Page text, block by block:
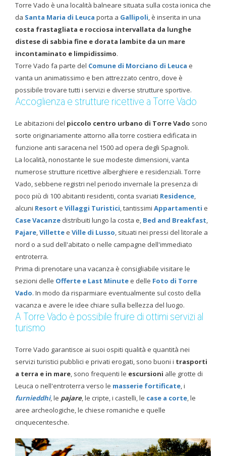
Torre Vado è una località balneare situata sulla costa ionica che
da Santa Maria di Leuca porta a Gallipoli, è inserita in una
costa frastagliata e rocciosa intervallata da lunghe
distese di sabbia fine e dorata lambite da un mare
incontaminato e limpidissimo.
Torre Vado fa parte del Comune di Morciano di Leuca e
vanta un animatissimo e ben attrezzato centro, dove è
possibile trovare tutti i servizi e diverse strutture sportive.
Accoglienza e strutture ricettive a Torre Vado
Le abitazioni del piccolo centro urbano di Torre Vado sono
sorte originariamente attorno alla torre costiera edificata in
funzione anti saracena nel 1500 ad opera degli Spagnoli.
La località, nonostante le sue modeste dimensioni, vanta
numerose strutture ricettive alberghiere e residenziali. Torre
Vado, sebbene registri nel periodo invernale la presenza di
poco più di 100 abitanti residenti, conta svariati Residence,
alcuni Resort e Villaggi Turistici, tantissimi Appartamenti e
Case Vacanze distribuiti lungo la costa e, Bed and Breakfast,
Pajare,Villette e Ville di Lusso, situati nei pressi del litorale a
nord o a sud dell'abitato o nelle campagne dell'immediato
entroterra.
Prima di prenotare una vacanza è consigliabile visitare le
sezioni delle Offerte e Last Minute e delle Foto di Torre
Vado. In modo da risparmiare eventualmente sul costo della
vacanza e avere le idee chiare sulla bellezza del luogo.
A Torre Vado è possibile fruire di ottimi servizi al
turismo
Torre Vado garantisce ai suoi ospiti qualità e quantità nei
servizi turistici pubblici e privati erogati, sono buoni i trasporti
a terra e in mare, sono frequenti le escursioni alle grotte di
Leuca o nell'entroterra verso le masserie fortificate, i
furnieddhi, le pajare, le cripte, i castelli, le case a corte, le
aree archeologiche, le chiese romaniche e quelle
cinquecentesche.